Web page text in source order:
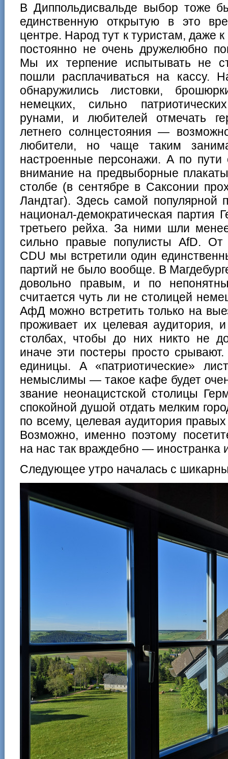
В Диппольдисвальде выбор тоже
единственную открытую в это
центре. Народ тут к туристам, даже
постоянно не очень дружелюбно
Мы их терпение испытывать не
пошли расплачиваться на кассу.
обнаружились листовки,
немецких, сильно
рунами, и любителей отмечать
летнего солнцестояния —
любители, но чаще таким
настроенные персонажи. А по пути
внимание на предвыборные
столбе (в сентябре в Саксонии
Ландтаг). Здесь самой популярной
национал-демократическая партия
третьего рейха. За ними шли
сильно правые популисты AfD. От
CDU мы встретили один
партий не было вообще. В
довольно правым, и по
считается чуть ли не столицей
АфД можно встретить только на
проживает их целевая аудитория,
столбах, чтобы до них никто не
иначе эти постеры просто
единицы. А «патриотические»
немыслимы — такое кафе будет
звание неонацистской столицы
спокойной душой отдать мелким
по всему, целевая аудитория
Возможно, именно поэтому
на нас так враждебно — иностранка
Следующее утро началась с